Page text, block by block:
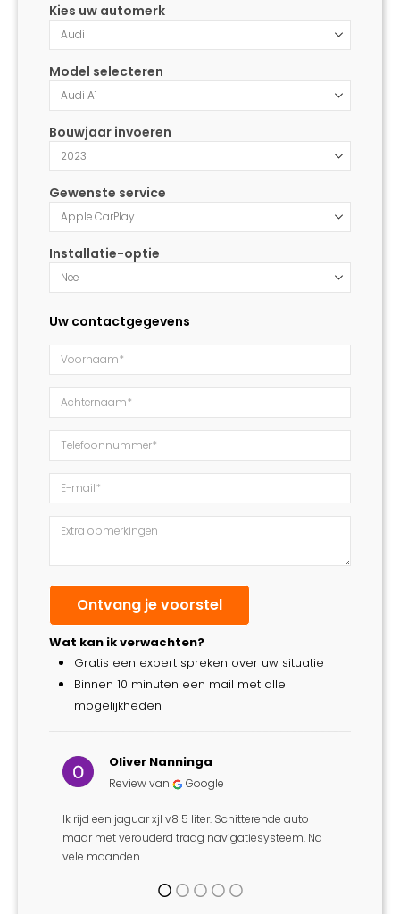
Kies uw automerk
Model selecteren
Bouwjaar invoeren
Gewenste service
Installatie-optie
Uw contactgegevens
Wat kan ik verwachten?
Gratis een expert spreken over uw situatie
Binnen 10 minuten een mail met alle
mogelijkheden
Oliver Nanninga
Review van Google
Ik rijd een jaguar xjl v8 5 liter. Schitterende auto
maar met verouderd traag navigatiesysteem. Na
vele maanden…